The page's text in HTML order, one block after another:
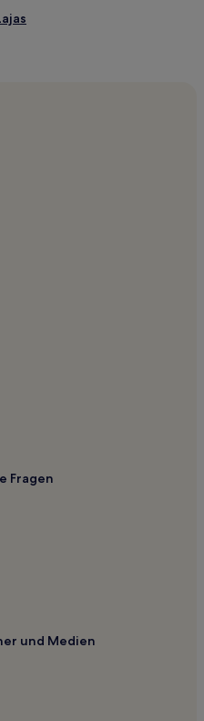
Fragen
und Medien